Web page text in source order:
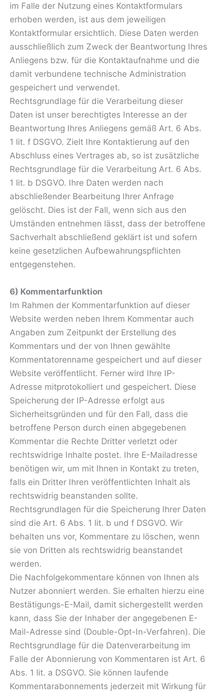
im Falle der Nutzung eines Kontaktformulars
erhoben werden, ist aus dem jeweiligen
Kontaktformular ersichtlich. Diese Daten werden
ausschließlich zum Zweck der Beantwortung Ihres
Anliegens bzw. für die Kontaktaufnahme und die
damit verbundene technische Administration
gespeichert und verwendet.
Rechtsgrundlage für die Verarbeitung dieser
Daten ist unser berechtigtes Interesse an der
Beantwortung Ihres Anliegens gemäß Art. 6 Abs.
1 lit. f DSGVO. Zielt Ihre Kontaktierung auf den
Abschluss eines Vertrages ab, so ist zusätzliche
Rechtsgrundlage für die Verarbeitung Art. 6 Abs.
1 lit. b DSGVO. Ihre Daten werden nach
abschließender Bearbeitung Ihrer Anfrage
gelöscht. Dies ist der Fall, wenn sich aus den
Umständen entnehmen lässt, dass der betroffene
Sachverhalt abschließend geklärt ist und sofern
keine gesetzlichen Aufbewahrungspflichten
entgegenstehen.
6) Kommentarfunktion
Im Rahmen der Kommentarfunktion auf dieser
Website werden neben Ihrem Kommentar auch
Angaben zum Zeitpunkt der Erstellung des
Kommentars und der von Ihnen gewählte
Kommentatorenname gespeichert und auf dieser
Website veröffentlicht. Ferner wird Ihre IP-
Adresse mitprotokolliert und gespeichert. Diese
Speicherung der IP-Adresse erfolgt aus
Sicherheitsgründen und für den Fall, dass die
betroffene Person durch einen abgegebenen
Kommentar die Rechte Dritter verletzt oder
rechtswidrige Inhalte postet. Ihre E-Mailadresse
benötigen wir, um mit Ihnen in Kontakt zu treten,
falls ein Dritter Ihren veröffentlichten Inhalt als
rechtswidrig beanstanden sollte.
Rechtsgrundlagen für die Speicherung Ihrer Daten
sind die Art. 6 Abs. 1 lit. b und f DSGVO. Wir
behalten uns vor, Kommentare zu löschen, wenn
sie von Dritten als rechtswidrig beanstandet
werden.
Die Nachfolgekommentare können von Ihnen als
Nutzer abonniert werden. Sie erhalten hierzu eine
Bestätigungs-E-Mail, damit sichergestellt werden
kann, dass Sie der Inhaber der angegebenen E-
Mail-Adresse sind (Double-Opt-In-Verfahren). Die
Rechtsgrundlage für die Datenverarbeitung im
Falle der Abonnierung von Kommentaren ist Art. 6
Abs. 1 lit. a DSGVO. Sie können laufende
Kommentarabonnements jederzeit mit Wirkung für